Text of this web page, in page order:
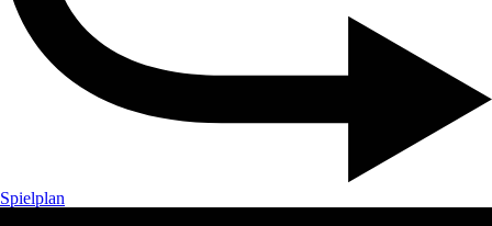
Spielplan